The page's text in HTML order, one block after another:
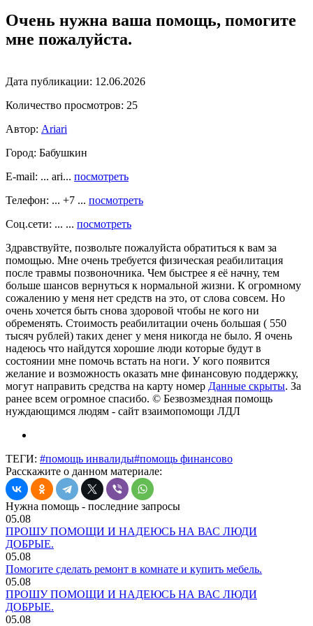
Очень нужна ваша помощь, помогите
мне пожалуйста.
Дата публикации: 12.06.2026
Количество просмотров: 25
Автор: Ariari
Город: Бабушкин
E-mail: ... ari... посмотреть
Телефон: ... +7 ... посмотреть
Соц.сети: ... ... посмотреть
Здравствуйте, позвольте пожалуйста обратиться к вам за
помощью. Мне очень требуется физическая реабилитация
после травмы позвоночника. Чем быстрее я её начну, тем
больше шансов вернуться к нормальной жизни. К огромному
сожалению у меня нет средств на это, от слова совсем. Но
очень хочется быть снова здоровой чтобы не кого ни
обременять. Стоимость реабилитации очень большая ( 550
тысяч рублей) таких денег у меня никогда не было. Я очень
надеюсь что найдутся хорошие люди которые будут в
состоянии мне помочь встать на ноги. У кого появится
желание и возможность оказать мне финансовую поддержку,
могут направить средства на карту номер Данные скрыты. За
ранее всем огромное спасибо. © Безвозмездная помощь
нуждающимся людям - сайт взаимопомощи ЛДЛ
ТЕГИ: #помощь инвалиды#помощь финансово
Расскажите о данном материале:
Нужна помощь - последние запросы
05.08
ПРОШУ ПОМОЩИ И НАДЕЮСЬ НА ВАС ЛЮДИ
ДОБРЫЕ.
05.08
Помогите сделать ремонт в комнате и купить мебель.
05.08
ПРОШУ ПОМОЩИ И НАДЕЮСЬ НА ВАС ЛЮДИ
ДОБРЫЕ.
05.08